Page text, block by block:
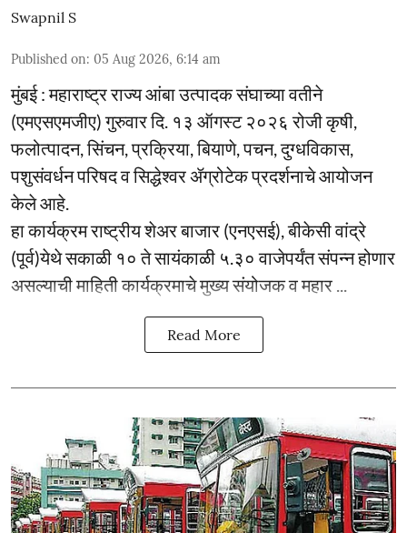
Swapnil S
Published on: 05 Aug 2026, 6:14 am
मुंबई : महाराष्ट्र राज्य आंबा उत्पादक संघाच्या वतीने
(एमएसएमजीए) गुरुवार दि. १३ ऑगस्ट २०२६ रोजी कृषी,
फलोत्पादन, सिंचन, प्रक्रिया, बियाणे, पचन, दुग्धविकास,
पशुसंवर्धन परिषद व सिद्धेश्वर ॲग्रोटेक प्रदर्शनाचे आयोजन
केले आहे.
हा कार्यक्रम राष्ट्रीय शेअर बाजार (एनएसई), बीकेसी वांद्रे
(पूर्व)येथे सकाळी १० ते सायंकाळी ५.३० वाजेपर्यंत संपन्न होणार
असल्याची माहिती कार्यक्रमाचे मुख्य संयोजक व महार ...
Read More